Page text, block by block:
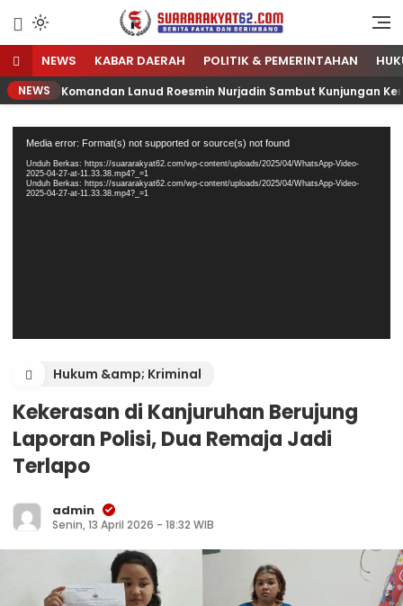
Suararakyat62.com
Sumber Referensi Terpercaya
NEWS KABAR DAERAH POLITIK & PEMERINTAHAN
NEWS Komandan Lanud Roesmin Nurjadin Sambut Kunjungan
Video
Media error: Format(s) not supported or source(s) not found
Unduh Berkas: https://suararakyat62.com/wp-content/uploads/2025/04/WhatsApp-Video-
2025-04-27-at-11.33.38.mp4?_=1
Unduh Berkas: https://suararakyat62.com/wp-content/uploads/2025/04/WhatsApp-Video-
2025-04-27-at-11.33.38.mp4?_=1
Hukum &amp; Kriminal
Kekerasan di Kanjuruhan Berujung
Laporan Polisi, Dua Remaja Jadi
Terlapo
admin
Senin, 13 April 2026 - 18:32 WIB